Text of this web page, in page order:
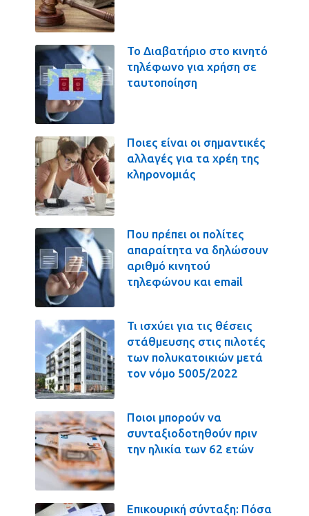
Το Διαβατήριο στο κινητό
τηλέφωνο για χρήση σε
ταυτοποίηση
Ποιες είναι οι σημαντικές
αλλαγές για τα χρέη της
κληρονομιάς
Που πρέπει οι πολίτες
απαραίτητα να δηλώσουν
αριθμό κινητού
τηλεφώνου και email
Τι ισχύει για τις θέσεις
στάθμευσης στις πιλοτές
των πολυκατοικιών μετά
τον νόμο 5005/2022
Ποιοι μπορούν να
συνταξιοδοτηθούν πριν
την ηλικία των 62 ετών
Επικουρική σύνταξη: Πόσα